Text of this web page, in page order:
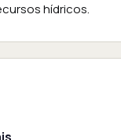
hídricos.